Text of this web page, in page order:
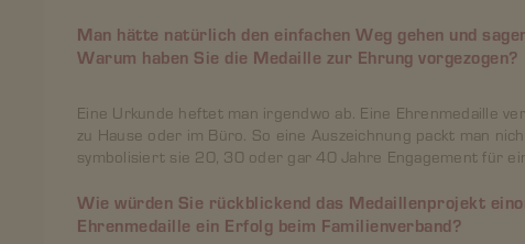
Man hätte natürlich den einfachen Weg gehen und
Warum haben Sie die Medaille zur Ehrung vorgezogen?
Eine Urkunde heftet man irgendwo ab. Eine Ehrenmedaille
zu Hause oder im Büro. So eine Auszeichnung packt man
symbolisiert sie 20, 30 oder gar 40 Jahre Engagement für
Wie würden Sie rückblickend das Medaillenprojekt
Ehrenmedaille ein Erfolg beim Familienverband?